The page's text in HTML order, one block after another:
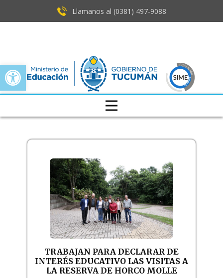
Open toolbar
Llamanos al (0381) ​497-9088
TRABAJAN PARA DECLARAR DE
INTERÉS EDUCATIVO LAS VISITAS A
LA RESERVA DE HORCO MOLLE